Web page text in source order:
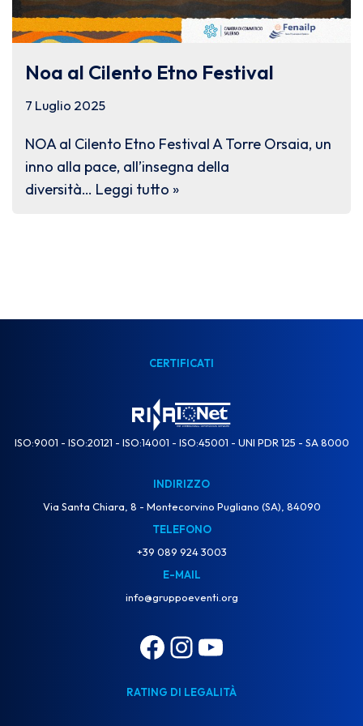
Noa al Cilento Etno Festival
7 Luglio 2025
NOA al Cilento Etno Festival A Torre Orsaia, un
inno alla pace, all’insegna della
diversità… Leggi tutto »
CERTIFICATI
ISO:9001 - ISO:20121 - ISO:14001 - ISO:45001 - UNI PDR 125 - SA 8000
INDIRIZZO
Via Santa Chiara, 8 - Montecorvino Pugliano (SA), 84090
TELEFONO
+39 089 924 3003
E-MAIL
info@gruppoeventi.org
RATING DI LEGALITÀ